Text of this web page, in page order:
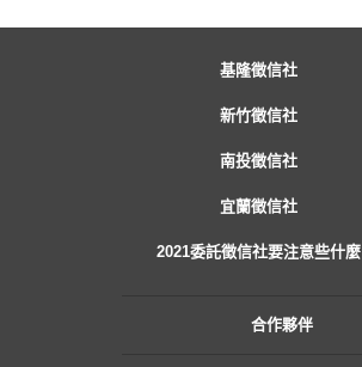
基隆徵信社
新竹徵信社
南投徵信社
宜蘭徵信社
2021委託徵信社要注意些什麼
合作夥伴